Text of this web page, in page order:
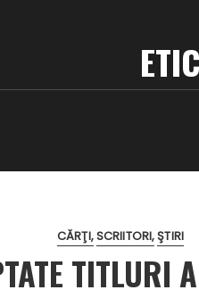
CĂRŢI SCRIITORI ŞTIRI
TITLURI